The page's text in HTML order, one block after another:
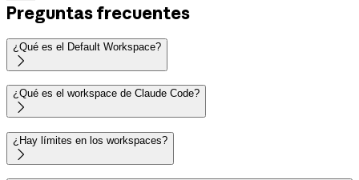
Preguntas frecuentes
¿Qué es el Default Workspace?

¿Qué es el workspace de Claude Code?

¿Hay límites en los workspaces?
